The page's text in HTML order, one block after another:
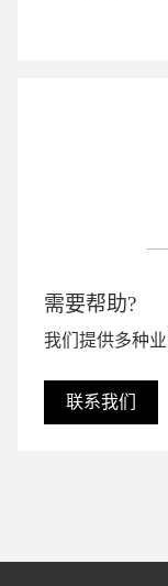
需要帮助?
我们提供多种
联系我们